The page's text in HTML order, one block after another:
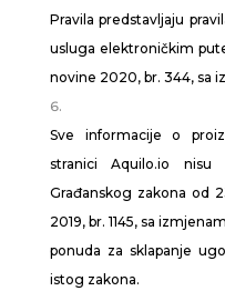
Pravila predstavljaju
usluga elektroničkim
novine 2020, br. 344, sa
Sve informacije o
stranici Aquilo.io
Građanskog zakona od
2019, br. 1145, sa
ponuda za sklapanje
istog zakona.